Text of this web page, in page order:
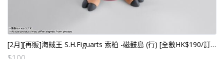
[2月][再販]海賊王 S.H.Figuarts 索柏 -磁鼓島 (行) [全數HK$190/訂金$100]